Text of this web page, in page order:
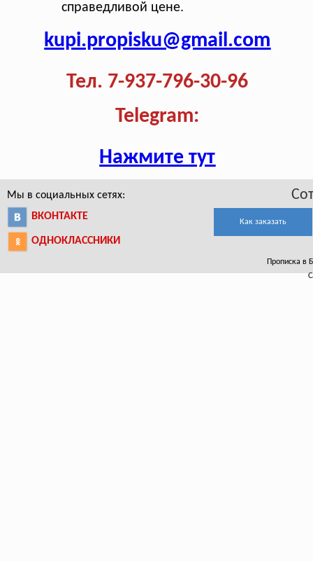
справедливой цене.
kupi.propisku@gmail.com
Тел. 7-937-796-30-96
Telegram:
Нажмите тут
Мы в социальных сетях:
ВКОНТАКТЕ
ОДНОКЛАССНИКИ
Как заказать
Прописка в